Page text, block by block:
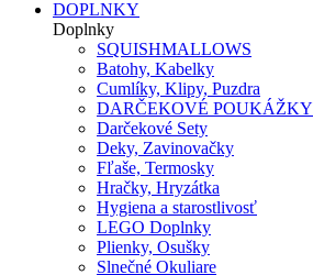
DOPLNKY
Doplnky
SQUISHMALLOWS
Batohy, Kabelky
Cumlíky, Klipy, Puzdra
DARČEKOVÉ POUKÁŽKY
Darčekové Sety
Deky, Zavinovačky
Fľaše, Termosky
Hračky, Hryzátka
Hygiena a starostlivosť
LEGO Doplnky
Plienky, Osušky
Slnečné Okuliare